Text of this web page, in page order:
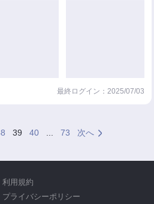
最終ログイン：2025/07/03
39 40 ... 73 次へ
利用規約
プライバシーポリシー